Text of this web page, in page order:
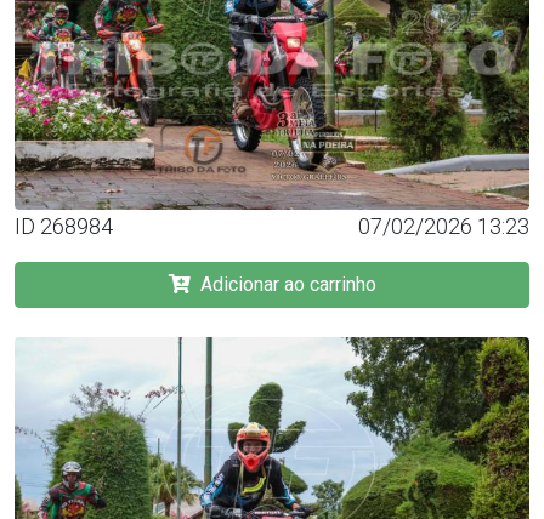
ID 268984 07/02/2026 13:23
Adicionar ao carrinho